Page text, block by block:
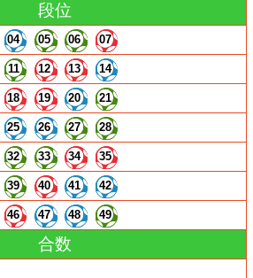
段位
04 05 06 07
11 12 13 14
18 19 20 21
25 26 27 28
32 33 34 35
39 40 41 42
46 47 48 49
合数